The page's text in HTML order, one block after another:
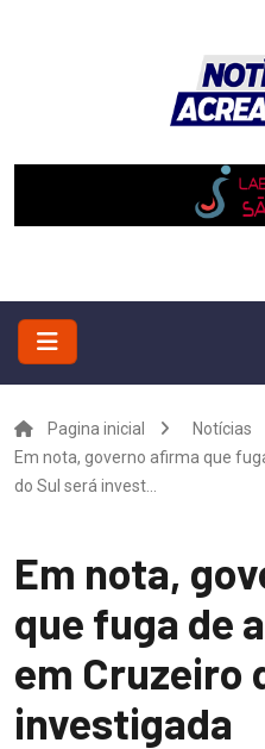
Pagina inicial Notícias
Em nota, governo afirma que
do Sul será invest...
Em nota,
que fuga de
em Cruzeiro
investigada